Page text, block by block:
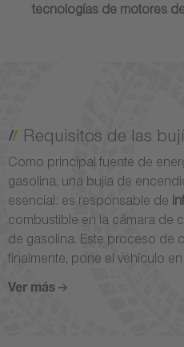
tecnologías de motores
Requisitos de las
Como principal fuente de
gasolina, una bujía de
esencial: es responsable de
combustible en la cámara de
de gasolina. Este proceso de
finalmente, pone el vehículo
Ver más